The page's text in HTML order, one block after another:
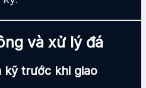
và xử lý đá
kỹ trước khi giao